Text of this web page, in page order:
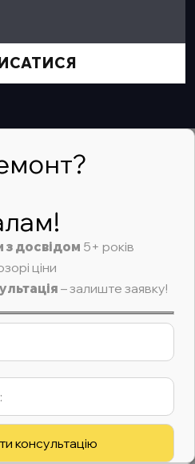
з досвідом 5+ років
ціни
– залиште заявку!